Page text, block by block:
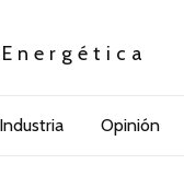
Industria Opinión